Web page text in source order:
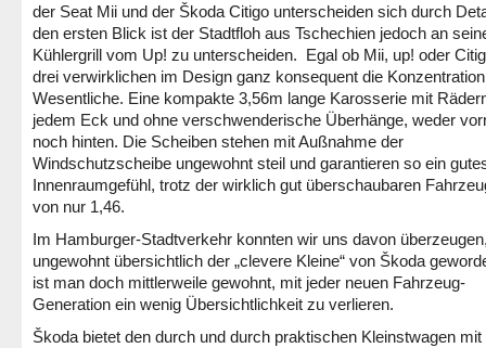
der Seat Mii und der Škoda Citigo unterscheiden sich durch
den ersten Blick ist der Stadtfloh aus Tschechien jedoch an
Kühlergrill vom Up! zu unterscheiden. Egal ob Mii, up! oder
drei verwirklichen im Design ganz konsequent die
Wesentliche. Eine kompakte 3,56m lange Karosserie mit
jedem Eck und ohne verschwenderische Überhänge, weder
noch hinten. Die Scheiben stehen mit Außnahme der
Windschutzscheibe ungewohnt steil und garantieren so ein
Innenraumgefühl, trotz der wirklich gut überschaubaren
von nur 1,46.
Im Hamburger-Stadtverkehr konnten wir uns davon
ungewohnt übersichtlich der „clevere Kleine“ von Škoda
ist man doch mittlerweile gewohnt, mit jeder neuen Fahrzeug-
Generation ein wenig Übersichtlichkeit zu verlieren.
Škoda bietet den durch und durch praktischen Kleinstwagen mit